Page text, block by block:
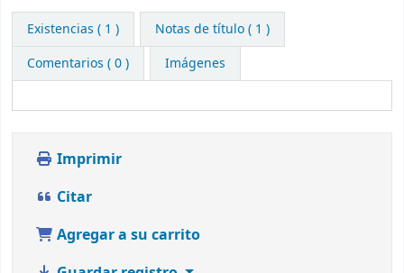
Existencias ( 1 )
Notas de título ( 1 )
Comentarios ( 0 )
Imágenes
Imprimir
Citar
Agregar a su carrito